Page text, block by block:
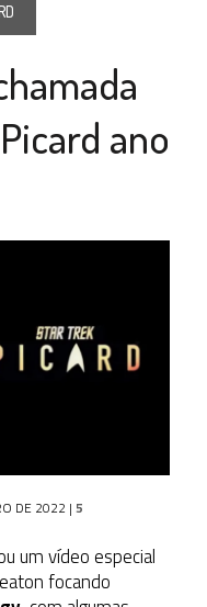
ano
DE 2022 | 5
um vídeoespecial
focando